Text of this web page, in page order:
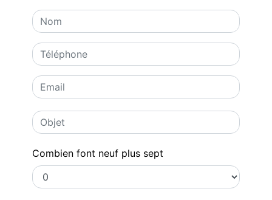
Combien font neuf plus sept